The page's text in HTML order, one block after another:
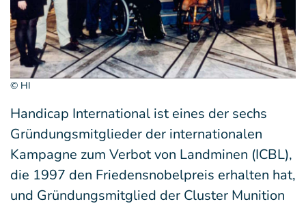
© HI
Handicap International ist eines der sechs
Gründungsmitglieder der internationalen
Kampagne zum Verbot von Landminen (ICBL),
die 1997 den Friedensnobelpreis erhalten hat,
und Gründungsmitglied der Cluster Munition